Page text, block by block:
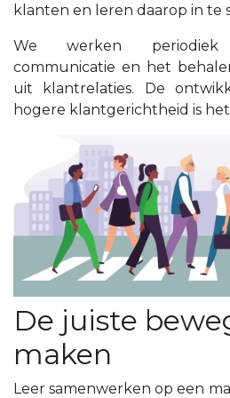
klanten en leren daarop in te
We werken periodiek
communicatie en het
uit klantrelaties. De
hogere klantgerichtheid is
De juiste
maken
Leer samenwerken op een